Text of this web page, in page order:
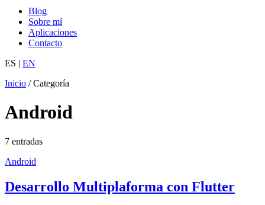
Blog
Sobre mí
Aplicaciones
Contacto
ES | EN
Inicio / Categoría
Android
7 entradas
Android
Desarrollo Multiplaforma con Flutter